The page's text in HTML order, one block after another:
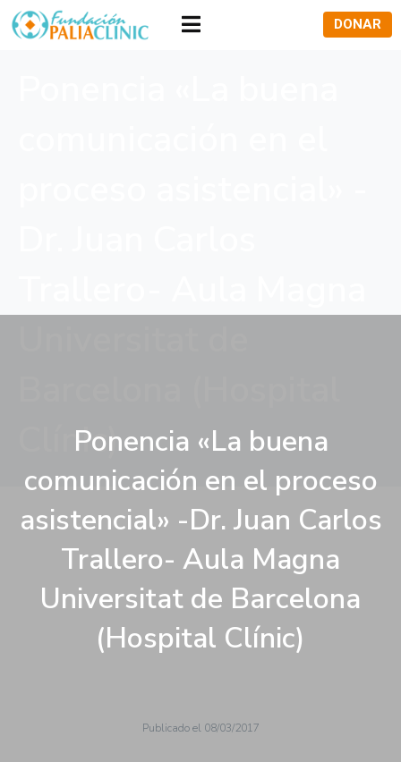
DONAR
Clínic)
Ponencia «La buena
comunicación en el proceso
asistencial» -Dr. Juan Carlos
Trallero- Aula Magna
Universitat de Barcelona
(Hospital Clínic)
Publicado el 08/03/2017